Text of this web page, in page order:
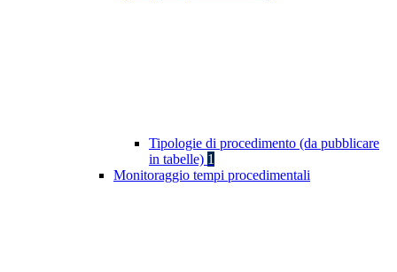
Tipologie di procedimento (da pubblicare
in tabelle) 1
Monitoraggio tempi procedimentali